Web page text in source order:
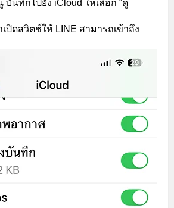
บันทึกไปยัง iCloud ให้เลือก “ดู
เปิดสวิตช์ให้ LINE สามารถเข้าถึง